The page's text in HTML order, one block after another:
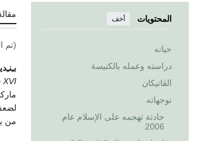
المحتويات أخف
حياته
دراسته وعمله بالكنيسة
الڤاتيكان
توجهاته
حادثة تهجمه على الإسلام عام
2006
(تم
XVI
من